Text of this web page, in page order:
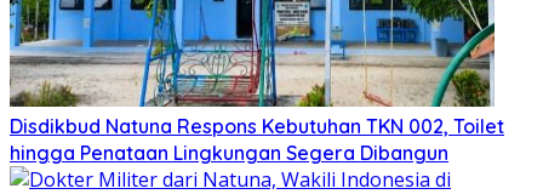
Disdikbud Natuna Respons Kebutuhan TKN 002, Toilet
hingga Penataan Lingkungan Segera Dibangun